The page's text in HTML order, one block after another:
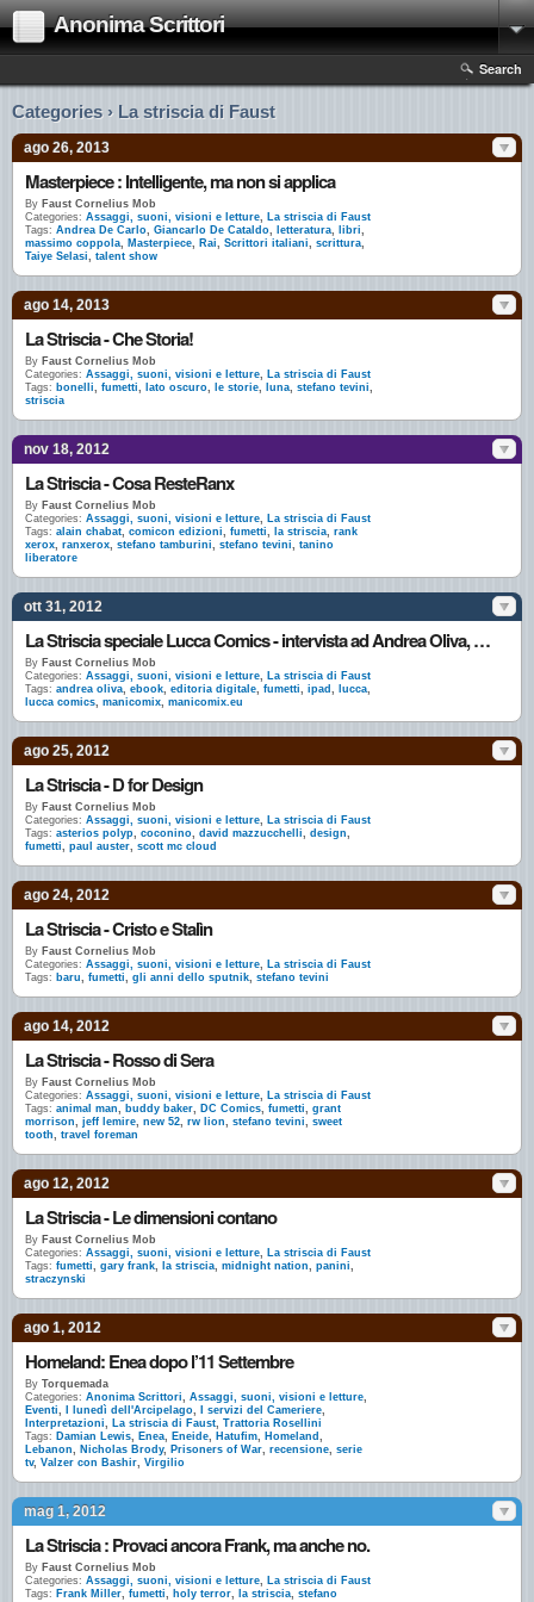
Anonima Scrittori
Search
Categories › La striscia di Faust
ago 26, 2013
Masterpiece : Intelligente, ma non si applica
By Faust Cornelius Mob
Categories: Assaggi, suoni, visioni e letture, La striscia di Faust
Tags: Andrea De Carlo, Giancarlo De Cataldo, letteratura, libri,
massimo coppola, Masterpiece, Rai, Scrittori italiani, scrittura,
Taiye Selasi, talent show
ago 14, 2013
La Striscia - Che Storia!
By Faust Cornelius Mob
Categories: Assaggi, suoni, visioni e letture, La striscia di Faust
Tags: bonelli, fumetti, lato oscuro, le storie, luna, stefano tevini,
striscia
nov 18, 2012
La Striscia - Cosa ResteRanx
By Faust Cornelius Mob
Categories: Assaggi, suoni, visioni e letture, La striscia di Faust
Tags: alain chabat, comicon edizioni, fumetti, la striscia, rank
xerox, ranxerox, stefano tamburini, stefano tevini, tanino
liberatore
ott 31, 2012
La Striscia speciale Lucca Comics - intervista ad Andrea Oliva, editor di Manicomix
By Faust Cornelius Mob
Categories: Assaggi, suoni, visioni e letture, La striscia di Faust
Tags: andrea oliva, ebook, editoria digitale, fumetti, ipad , lucca,
lucca comics, manicomix, manicomix.eu
ago 25, 2012
La Striscia - D for Design
By Faust Cornelius Mob
Categories: Assaggi, suoni, visioni e letture, La striscia di Faust
Tags: asterios polyp, coconino, david mazzucchelli, design,
fumetti, paul auster, scott mc cloud
ago 24, 2012
La Striscia - Cristo e Stalìn
By Faust Cornelius Mob
Categories: Assaggi, suoni, visioni e letture, La striscia di Faust
Tags: baru, fumetti, gli anni dello sputnik, stefano tevini
ago 14, 2012
La Striscia - Rosso di Sera
By Faust Cornelius Mob
Categories: Assaggi, suoni, visioni e letture, La striscia di Faust
Tags: animal man, buddy baker, DC Comics, fumetti, grant
morrison, jeff lemire, new 52, rw lion, stefano tevini, sweet
tooth, travel foreman
ago 12, 2012
La Striscia - Le dimensioni contano
By Faust Cornelius Mob
Categories: Assaggi, suoni, visioni e letture, La striscia di Faust
Tags: fumetti, gary frank, la striscia, midnight nation, panini,
straczynski
ago 1, 2012
Homeland: Enea dopo l’11 Settembre
By Torquemada
Categories: Anonima Scrittori, Assaggi, suoni, visioni e letture,
Eventi, I lunedì dell'Arcipelago, I servizi del Cameriere,
Interpretazioni, La striscia di Faust, Trattoria Rosellini
Tags: Damian Lewis, Enea, Eneide, Hatufim, Homeland ,
Lebanon, Nicholas Brody, Prisoners of War, recensione, serie
tv, Valzer con Bashir, Virgilio
mag 1, 2012
La Striscia : Provaci ancora Frank, ma anche no.
By Faust Cornelius Mob
Categories: Assaggi, suoni, visioni e letture, La striscia di Faust
Tags: Frank Miller, fumetti, holy terror, la striscia, stefano